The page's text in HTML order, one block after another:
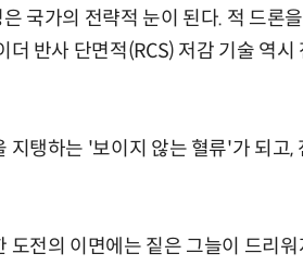
국가의 전략적 눈이 된다. 적 드론
더 반사 단면적(RCS) 저감 기술 역
지탱하는 '보이지 않는 혈류'가 되고
전의 이면에는 짙은 그늘이 드리